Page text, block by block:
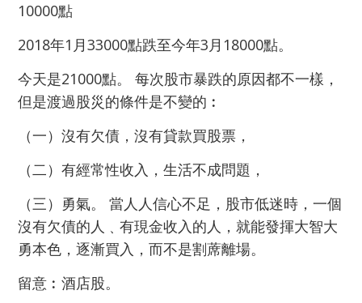
10000點
2018年1月33000點跌至今年3月18000點。
今天是21000點。 每次股市暴跌的原因都不一樣，
但是渡過股災的條件是不變的︰
（一）沒有欠債，沒有貸款買股票，
（二）有經常性收入，生活不成問題，
（三）勇氣。 當人人信心不足，股市低迷時，一個
沒有欠債的人﹑有現金收入的人，就能發揮大智大
勇本色，逐漸買入，而不是割蓆離場。
留意︰酒店股。